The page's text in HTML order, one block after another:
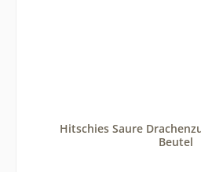
Hitschies Saure
Beutel